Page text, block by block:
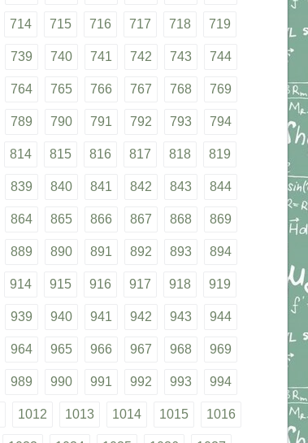
714 715 716 717 718 719
739 740 741 742 743 744
764 765 766 767 768 769
789 790 791 792 793 794
814 815 816 817 818 819
839 840 841 842 843 844
864 865 866 867 868 869
889 890 891 892 893 894
914 915 916 917 918 919
939 940 941 942 943 944
964 965 966 967 968 969
989 990 991 992 993 994
1012 1013 1014 1015 1016